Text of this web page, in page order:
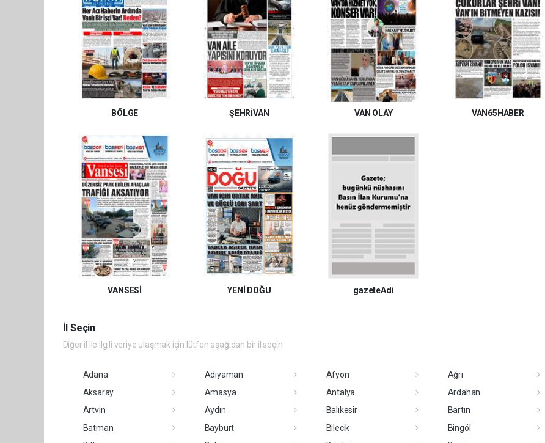
BÖLGE ŞEHRİVAN VAN OLAY VAN65HABER
VANSESİ YENİ DOĞU gazeteAdi
İl Seçin
Diğer il ile ilgili veriye ulaşmak için lütfen aşağıdan bir il seçin
Adana Adıyaman Afyon
Ağrı
Aksaray
Amasya Antalya
Ardahan
Artvin
Aydın Balıkesir
Bartın
Batman
Bayburt Bilecik
Bingöl